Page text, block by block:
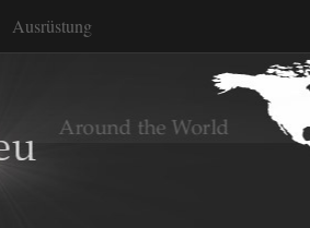
Ausrüstung